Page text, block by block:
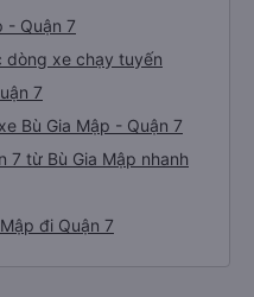
- Quận 7
dòng xe chạy tuyến
7
Bù Gia Mập - Quận 7
7 từ Bù Gia Mập nhanh
đi Quận 7